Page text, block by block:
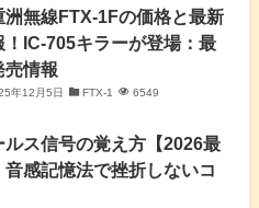
洲無線FTX-1Fの価格と最新
！IC-705キラーが登場：最
売情報
年12月5日 FTX-1 6549
ルス信号の覚え方【2026最
音感記憶法で挫折しないコ